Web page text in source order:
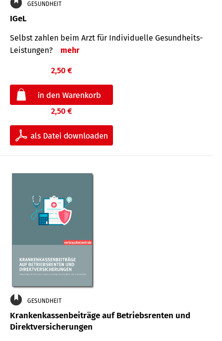
GESUNDHEIT
IGeL
Selbst zahlen beim Arzt für Indi­vidu­elle Gesund­heits-
Leis­tungen?
mehr
2,50 €
2,50 €
GESUNDHEIT
Krankenkassenbeiträge auf Betriebsrenten und
Direktversicherungen